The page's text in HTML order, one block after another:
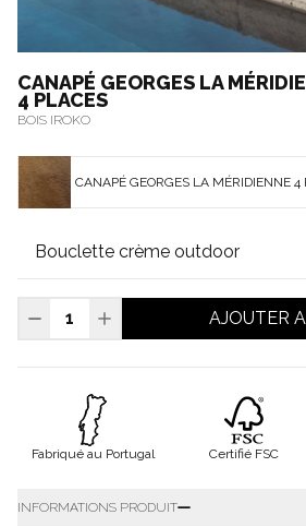
CANAPÉ GEORGES LA
4 PLACES
BOIS IROKO
CANAPÉ GEORGES LA MÉRIDIENNE 4
AJOUTER
Fabriqué au Portugal Certifié FSC
INFORMATIONS PRODUIT